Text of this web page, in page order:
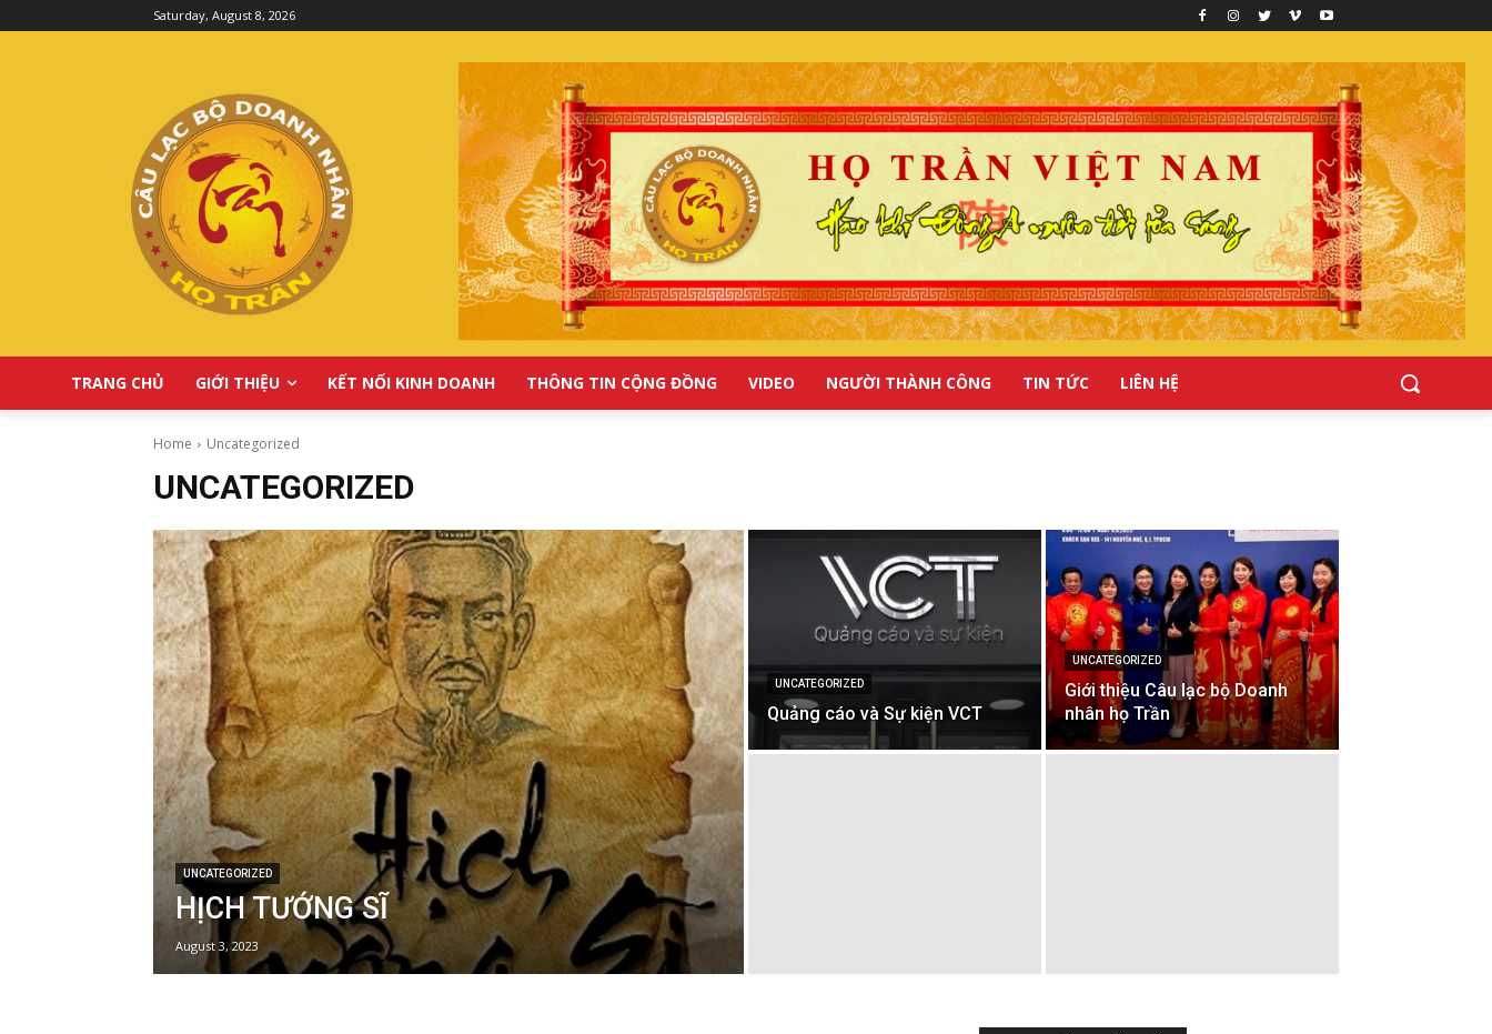
Saturday, August 8, 2026
TRANG CHỦ GIỚI THIỆU KẾT NỐI KINH DOANH THÔNG TIN CỘNG ĐỒNG VIDEO NGƯỜI THÀNH CÔNG TIN TỨC LIÊN HỆ
Home Uncategorized
UNCATEGORIZED
UNCATEGORIZED
HỊCH TƯỚNG SĨ
August 3, 2023
UNCATEGORIZED
Quảng cáo và Sự kiện VCT
UNCATEGORIZED
Giới thiệu Câu lạc bộ Doanh
nhân họ Trần